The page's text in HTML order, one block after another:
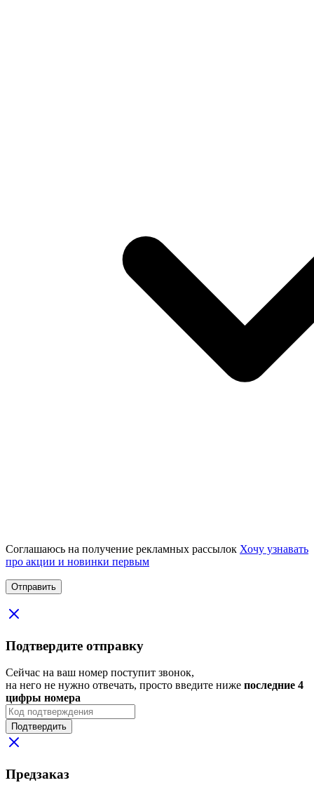
Соглашаюсь на получение рекламных рассылок Хочу узнавать
про акции и новинки первым
Подтвердите отправку
Сейчас на ваш номер поступит звонок,
на него не нужно отвечать, просто введите ниже последние 4
цифры номера
Подтвердить
Предзаказ